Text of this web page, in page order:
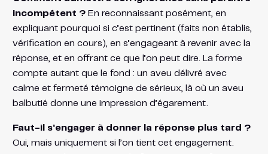
incompétent ?En reconnaissant posément, en
expliquant pourquoi si c’est pertinent (faits non établis,
vérification en cours), en s’engageant à revenir avec la
réponse, et en offrant ce que l’on peut dire. La forme
compte autant que le fond : un aveu délivré avec
calme et fermeté témoigne de sérieux, là où un aveu
balbutié donne une impression d’égarement.
Faut-il s’engager à donner la réponse plus tard ?
Oui, mais uniquement si l’on tient cet engagement.